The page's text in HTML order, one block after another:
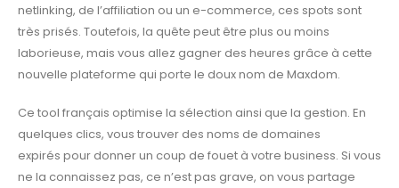
netlinking, de l’affiliation ou un e-commerce, ces spots sont
très prisés. Toutefois, la quête peut être plus ou moins
laborieuse, mais vous allez gagner des heures grâce à cette
nouvelle plateforme qui porte le doux nom de Maxdom.
Ce tool français optimise la sélection ainsi que la gestion. En
quelques clics, vous trouver des noms de domaines
expirés pour donner un coup de fouet à votre business. Si vous
ne la connaissez pas, ce n’est pas grave, on vous partage